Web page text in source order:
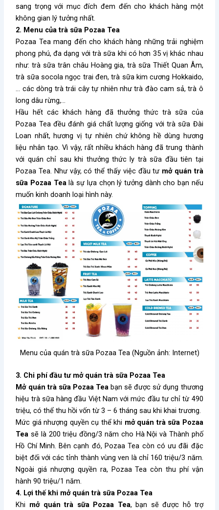
sang trọng với mục đích đem đến cho khách hàng một
không gian lý tưởng nhất.
2. Menu của trà sữa Pozaa Tea
Pozaa Tea mang đến cho khách hàng những trải nghiệm
phong phú, đa dạng với trà sữa khi có hơn 35 vị khác nhau
như: trà sữa trân châu Hoàng gia, trà sữa Thiết Quan Âm,
trà sữa socola ngọc trai đen, trà sữa kim cương Hokkaido,
… các dòng trà trái cây tự nhiên như trà đào cam sả, trà ô
long dâu rừng,…
Hầu hết các khách hàng đã thưởng thức trà sữa của
Pozaa Tea đều đánh giá chất lượng giống với trà sữa Đài
Loan nhất, hương vị tự nhiên chứ không hề dùng hương
liệu nhân tạo. Vì vậy, rất nhiều khách hàng đã trung thành
với quán chỉ sau khi thưởng thức ly trà sữa đầu tiên tại
Pozaa Tea. Như vậy, có thể thấy việc đầu tư mở quán trà
sữa Pozaa Tealà sự lựa chọn lý tưởng dành cho bạn nếu
muốn kinh doanh loại hình này.
Menu của quán trà sữa Pozaa Tea (Nguồn ảnh: Internet)
3. Chi phí đầu tư mở quán trà sữa Pozaa Tea
Mở quán trà sữa Pozaa Teabạn sẽ được sử dụng thương
hiệu trà sữa hàng đầu Việt Nam với mức đầu tư chỉ từ 490
triệu, có thể thu hồi vốn từ 3 – 6 tháng sau khi khai trương.
Mức giá nhượng quyền cụ thể khi mở quán trà sữa Pozaa
Tea sẽ là 200 triệu đồng/3 năm cho Hà Nội và Thành phố
Hồ Chí Minh. Bên cạnh đó, Pozaa Tea còn có ưu đãi đặc
biệt đối với các tỉnh thành vùng ven là chỉ 160 triệu/3 năm.
Ngoài giá nhượng quyền ra, Pozaa Tea còn thu phí vận
hành 90 triệu/1 năm.
4. Lợi thế khi mở quán trà sữa Pozaa Tea
Khi mở quán trà sữa Pozaa Tea, bạn sẽ được hỗ trợ